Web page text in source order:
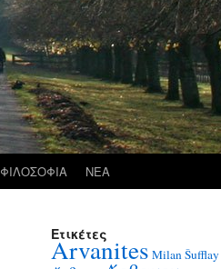
ΦΙΛΟΣΟΦΙΑ ΝΕΑ
Ετικέτες
Arvanites Milan Šufflay